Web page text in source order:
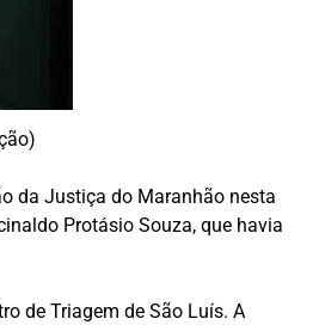
da Justiça do Maranhão nesta
Protásio Souza, que havia
de Triagem de São Luís. A